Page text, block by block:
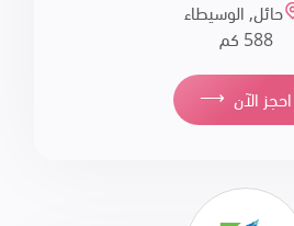
حائل, الوسيطاء
588 كم
⟶ احجز الآن